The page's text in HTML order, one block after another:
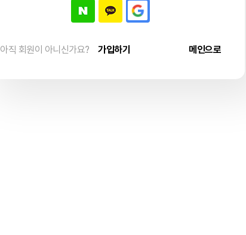
아직 회원이 아니신가요? 가입하기 메인으로